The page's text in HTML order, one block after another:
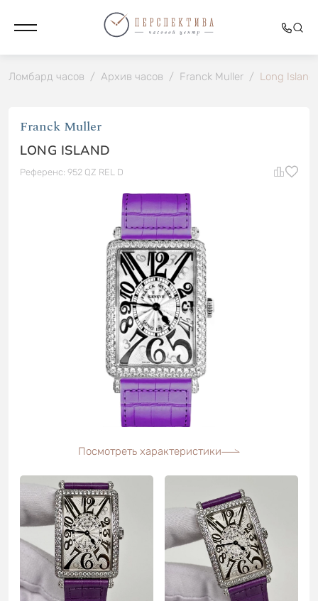
Ломбард часов / Архив часов / Franck Muller / Long Island
Franck Muller
LONG ISLAND
Референс: 952 QZ REL D
Посмотреть характеристики